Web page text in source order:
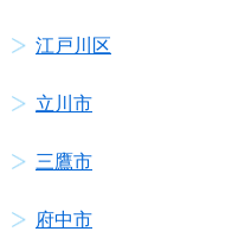
江戸川区
立川市
三鷹市
府中市